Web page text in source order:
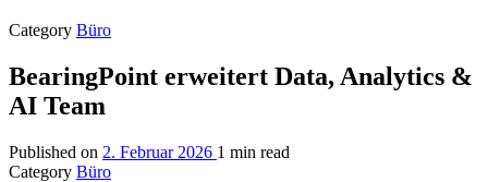
Category Büro
BearingPoint erweitert Data, Analytics &
AI Team
Published on 2. Februar 2026 1 min read
Category Büro